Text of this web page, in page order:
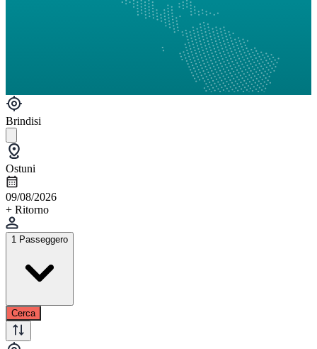
Brindisi
Ostuni
09/08/2026
+ Ritorno
1 Passeggero
Cerca